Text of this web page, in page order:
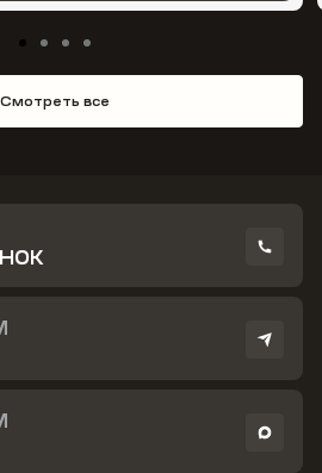
Смотреть все